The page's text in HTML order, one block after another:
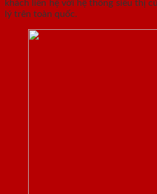
khách liên hệ với hệ thống siêu thị
lý trên toàn quốc.